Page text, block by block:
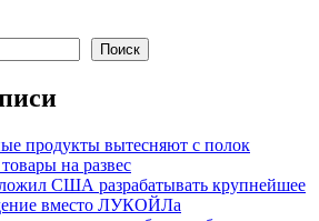
Поиск
продукты вытесняют с полок
на развес
США разрабатывать крупнейшее
вместо ЛУКОЙЛа